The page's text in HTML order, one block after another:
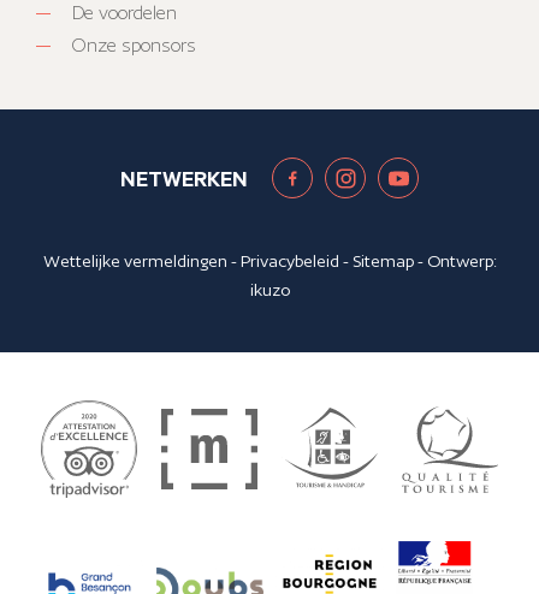
De voordelen
Onze sponsors
NETWERKEN
Wettelijke vermeldingen -Privacybeleid - Sitemap- Ontwerp:
ikuzo